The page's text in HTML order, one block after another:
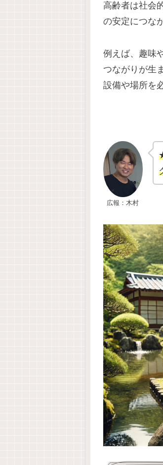
高齢者は社会
の安定につな
例えば、趣味
つながりが生
設備や場所を
広報：木村